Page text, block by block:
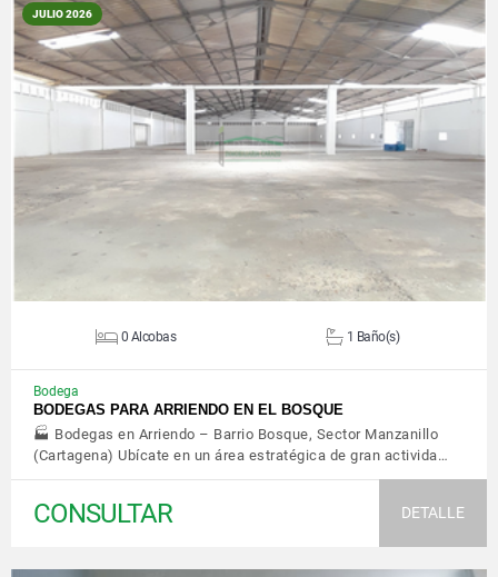
JULIO 2026
VER DETALLES
0 Alcobas 1 Baño(s)
Bodega
BODEGAS PARA ARRIENDO EN EL BOSQUE
🏭 Bodegas en Arriendo – Barrio Bosque, Sector Manzanillo
(Cartagena) Ubícate en un área estratégica de gran activida…
CONSULTAR DETALLE